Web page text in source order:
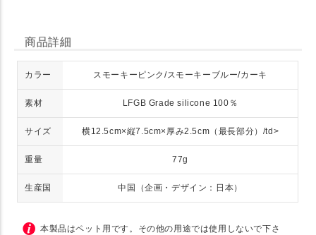
商品詳細
カラー スモーキーピンク/スモーキーブルー/カーキ
素材 LFGB Grade silicone 100％
サイズ 横12.5cm×縦7.5cm×厚み2.5cm（最長部分）/td>
重量 77g
生産国 中国（企画・デザイン：日本）
本製品はペット用です。その他の用途では使用しないで下さ